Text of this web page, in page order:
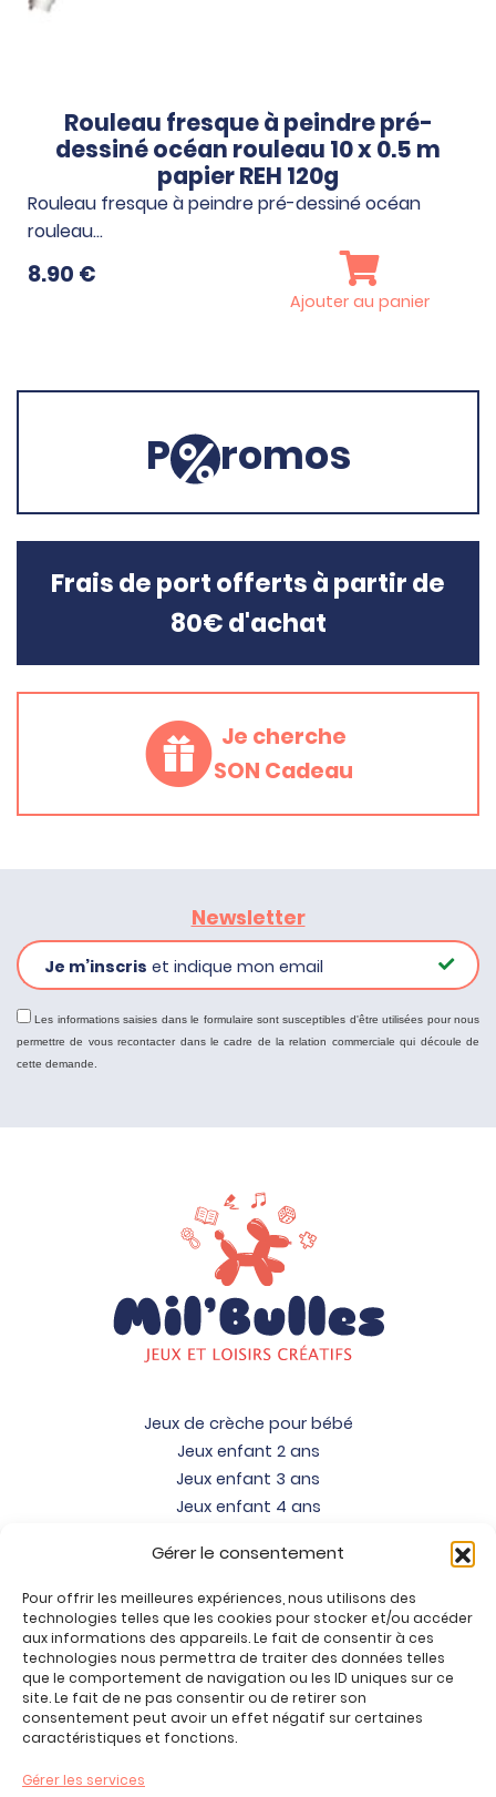
Gérer le consentement
Pour offrir les meilleures expériences, nous utilisons des
technologies telles que les cookies pour stocker et/ou accéder
aux informations des appareils. Le fait de consentir à ces
technologies nous permettra de traiter des données telles
que le comportement de navigation ou les ID uniques sur ce
site. Le fait de ne pas consentir ou de retirer son
consentement peut avoir un effet négatif sur certaines
caractéristiques et fonctions.
Gérer les services
Rouleau fresque à peindre pré-
dessiné océan rouleau 10 x 0.5 m
papier REH 120g
Rouleau fresque à peindre pré-dessiné océan
rouleau…
8.90 €
Ajouter au panier
P romos
Frais de port offerts à partir de
80€ d'achat
Je cherche
SON Cadeau
Newsletter
Je m’inscris et indique mon email
Les informations saisies dans le formulaire sont susceptibles d'être utilisées pour nous
permettre de vous recontacter dans le cadre de la relation commerciale qui découle de
cette demande.
Jeux de crèche pour bébé
Jeux enfant 2 ans
Jeux enfant 3 ans
Jeux enfant 4 ans
Jeux enfant 6 ans
Jeux enfant 7 ans
Jeux enfant 8 ans
Jeux enfant 9 ans
Jeux enfant 10 ans
Jeux enfant 11 ans
Jeux enfant 12 ans
Promos jeux de loisirs créatifs